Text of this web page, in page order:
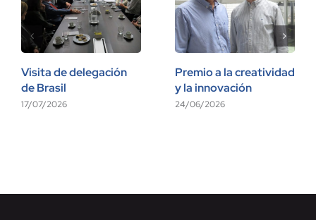
Visita de delegación
de Brasil
17/07/2026
Premio a la creatividad
y la innovación
24/06/2026